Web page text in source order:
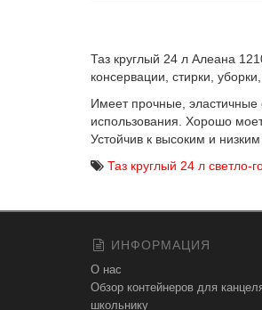
Таз круглый 24 л Алеана
консервации, стирки,
Имеет прочные,
использования. Хорошо
Устойчив к высоким и
Таз круглый 24 л светло-
ИНФОРМАЦИЯ
О нас
Обзор контейнеров для
школьнику